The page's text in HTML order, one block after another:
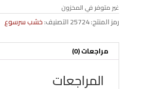
غير متوفر في المخزون
رمز المنتج:25724التصنيف:خشب سرسوع
مراجعات (0)
المراجعات